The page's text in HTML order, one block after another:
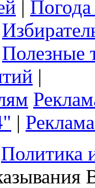
|
Полезные
|
|
Политика